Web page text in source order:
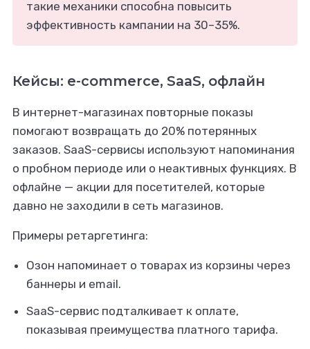
такие механики способна повысить
эффективность кампании на 30–35%.
Кейсы: e-commerce, SaaS, офлайн
В интернет-магазинах повторные показы
помогают возвращать до 20% потерянных
заказов. SaaS-сервисы используют напоминания
о пробном периоде или о неактивных функциях. В
офлайне — акции для посетителей, которые
давно не заходили в сеть магазинов.
Примеры ретаргетинга:
Озон напоминает о товарах из корзины через
баннеры и email.
SaaS-сервис подталкивает к оплате,
показывая преимущества платного тарифа.